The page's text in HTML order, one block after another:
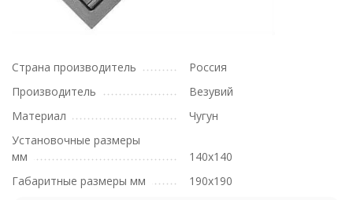
Страна производитель
Россия
Производитель
Везувий
Материал
Чугун
Установочные размеры
мм
140х140
Габаритные размеры мм
190х190